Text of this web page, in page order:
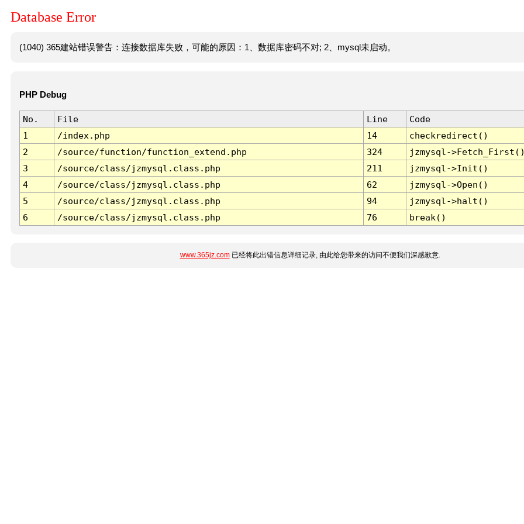
Database Error
(1040) 365建站错误警告：连接数据库失败，可能的原因：1、数据库密码不对; 2、mysql未启动。
PHP Debug
No. File Line
Code
1
/index.php 14
checkredirect()
2
/source/function/function_extend.php 324
jzmysql-
3
/source/class/jzmysql.class.php 211
jzmysql->Init()
4
/source/class/jzmysql.class.php 62
jzmysql->Open()
5
/source/class/jzmysql.class.php 94
jzmysql->halt()
6
/source/class/jzmysql.class.php 76 break()
www.365jz.com已经将此出错信息详细记录, 由此给您带来的访问不便我们深感歉意.